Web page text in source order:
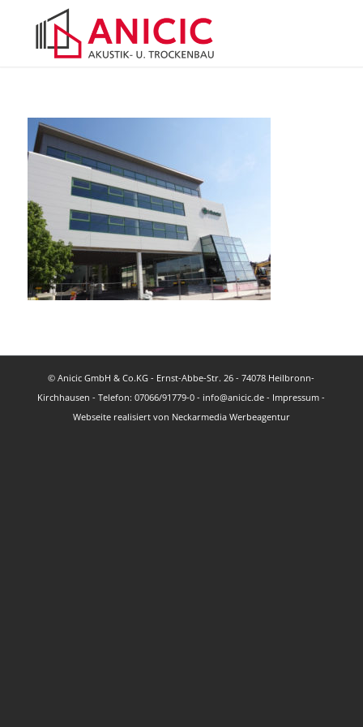
© Anicic GmbH & Co.KG - Ernst-Abbe-Str. 26 - 74078 Heilbronn-
Kirchhausen - Telefon: 07066/91779-0 - info@anicic.de - Impressum -
Webseite realisiert von Neckarmedia Werbeagentur